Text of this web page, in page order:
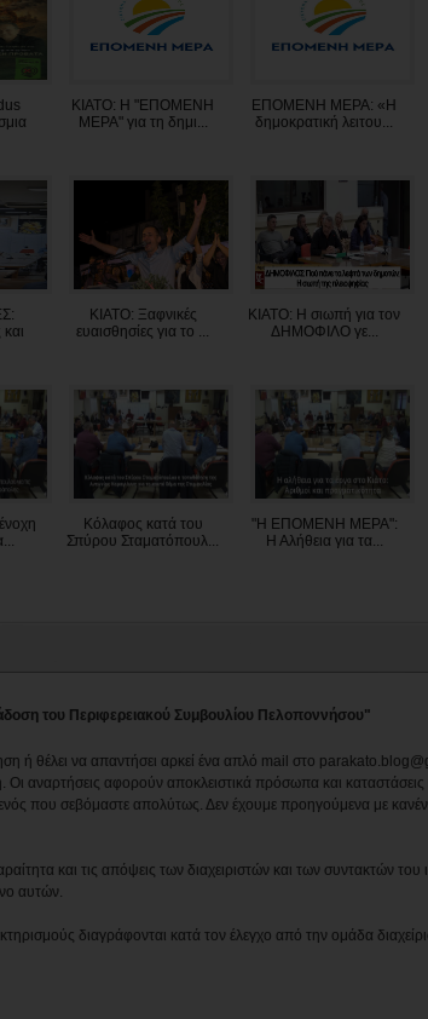
ΚΙΑΤΟ: Η "ΕΠΟΜΕΝΗ
ΜΕΡΑ" για τη δημι...
ΕΠΟΜΕΝΗ ΜΕΡΑ: «Η
δημοκρατική λειτου...
ΚΙΑΤΟ: Ξαφνικές
ευαισθησίες για το ...
ΚΙΑΤΟ: Η σιωπή για τον
ΔΗΜΟΦΙΛΟ γε...
Kόλαφος κατά του
Σπύρου Σταματόπουλ...
"Η ΕΠΟΜΕΝΗ ΜΕΡΑ":
Η Αλήθεια για τα...
του Περιφερειακού Συμβουλίου Πελοποννήσου"
ή θέλει να απαντήσει αρκεί ένα απλό mail στο
αναρτήσεις αφορούν αποκλειστικά πρόσωπα και
που σεβόμαστε απολύτως. Δεν έχουμε προηγούμενα με
και τις απόψεις των διαχειριστών και των συντακτών του
αυτών.
διαγράφονται κατά τον έλεγχο από την ομάδα